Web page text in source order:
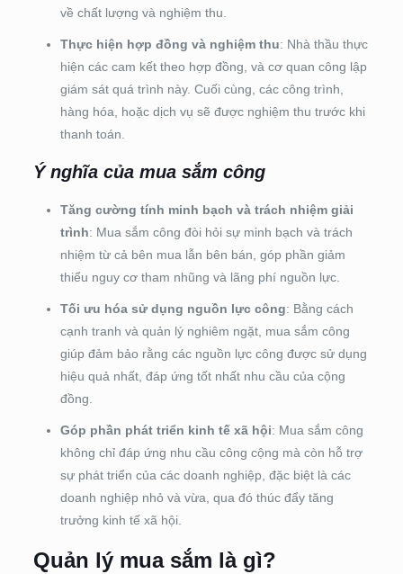
về chất lượng và nghiệm thu.
Thực hiện hợp đồng và nghiệm thu: Nhà thầu thực
hiện các cam kết theo hợp đồng, và cơ quan công lập
giám sát quá trình này. Cuối cùng, các công trình,
hàng hóa, hoặc dịch vụ sẽ được nghiệm thu trước khi
thanh toán.
Ý nghĩa của mua sắm công
Tăng cường tính minh bạch và trách nhiệm giải
trình: Mua sắm công đòi hỏi sự minh bạch và trách
nhiệm từ cả bên mua lẫn bên bán, góp phần giảm
thiểu nguy cơ tham nhũng và lãng phí nguồn lực.
Tối ưu hóa sử dụng nguồn lực công: Bằng cách
cạnh tranh và quản lý nghiêm ngặt, mua sắm công
giúp đảm bảo rằng các nguồn lực công được sử dụng
hiệu quả nhất, đáp ứng tốt nhất nhu cầu của cộng
đồng.
Góp phần phát triển kinh tế xã hội: Mua sắm công
không chỉ đáp ứng nhu cầu công cộng mà còn hỗ trợ
sự phát triển của các doanh nghiệp, đặc biệt là các
doanh nghiệp nhỏ và vừa, qua đó thúc đẩy tăng
trưởng kinh tế xã hội.
Quản lý mua sắm là gì?